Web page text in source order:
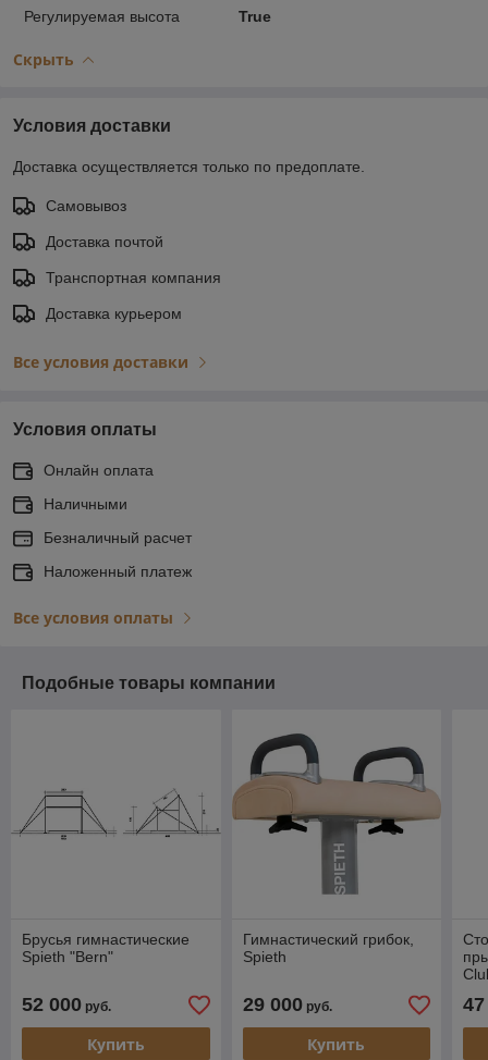
Регулируемая высота
True
Скрыть
Условия доставки
Доставка осуществляется только по предоплате.
Самовывоз
Доставка почтой
Транспортная компания
Доставка курьером
Все условия доставки
Условия оплаты
Онлайн оплата
Наличными
Безналичный расчет
Наложенный платеж
Все условия оплаты
Подобные товары компании
Брусья гимнастические
Spieth "Bern"
52 000 руб.
Купить
Гимнастический грибок,
Spieth
29 000руб.
Купить